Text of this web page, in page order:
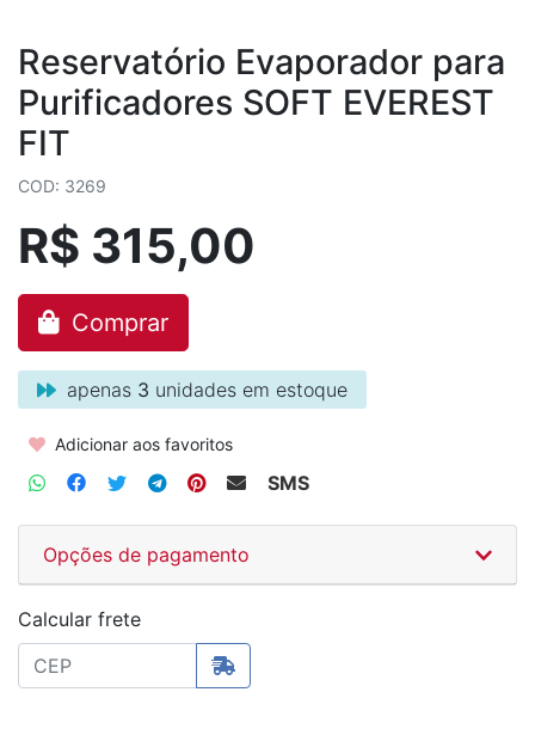
Reservatório Evaporador para
Purificadores SOFT EVEREST
FIT
COD: 3269
R$ 315,00
Comprar
apenas 3 unidades em estoque
Adicionar aos favoritos
SMS
Opções de pagamento
Calcular frete